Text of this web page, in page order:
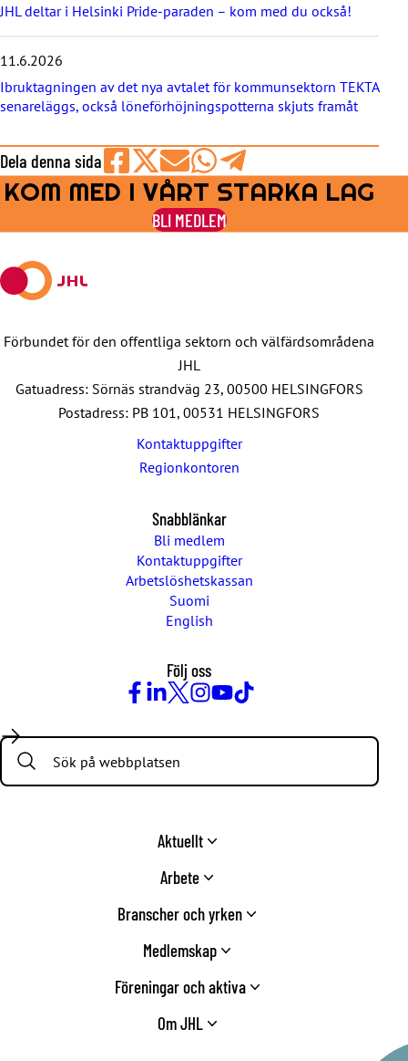
n
a
JHL deltar i Helsinki Pride-paraden – kom med du också!
11.6.2026
Ibruktagningen av det nya avtalet för kommunsektorn TEKTA
senareläggs, också löneförhöjningspotterna skjuts framåt
Dela denna sida
Share
on
Facebook
Share
on
Share
by
E-
Share
on
WhatsApp
Share
on
Telegram
KOM MED I VÅRT STARKA LAG
BLI MEDLEM
Förbundet för den offentliga sektorn och välfärdsområdena
JHL
Gatuadress: Sörnäs strandväg 23, 00500 HELSINGFORS
Postadress: PB 101, 00531 HELSINGFORS
Kontaktuppgifter
Regionkontoren
Snabblänkar
Bli medlem
Kontaktuppgifter
Arbetslöshetskassan
Suomi
English
Följ oss
Search:
Aktuellt
Arbete
Branscher och yrken
Medlemskap
Föreningar och aktiva
Om JHL